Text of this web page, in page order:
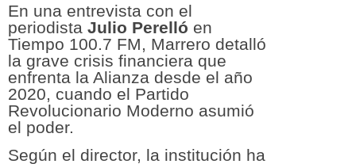
En una entrevista con el
periodista Julio Perelló en
Tiempo 100.7 FM, Marrero detalló
la grave crisis financiera que
enfrenta la Alianza desde el año
2020, cuando el Partido
Revolucionario Moderno asumió
el poder.
Según el director, la institución ha